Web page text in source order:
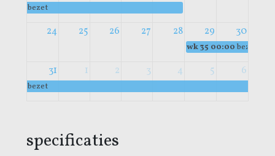
bezet
24 25 26 27 28 29 30
wk 35 00:00 bezet
31 1 2 3 4 5 6
bezet
specificaties